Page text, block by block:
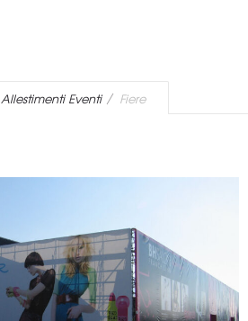
Allestimenti Eventi Fiere